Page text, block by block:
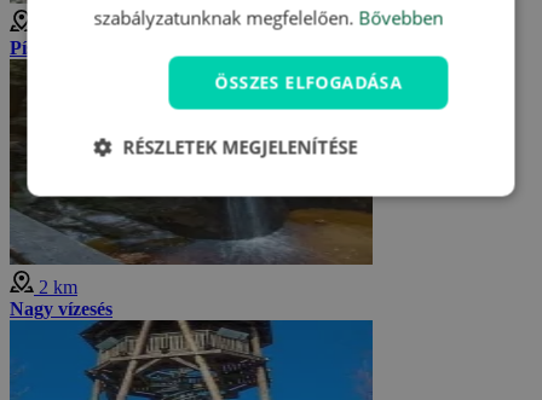
Pískovna bányató
2 km
Nagy vízesés
szabályzatunknak megfelelően. Bővebben
ÖSSZES ELFOGADÁSA
RÉSZLETEK MEGJELENÍTÉSE